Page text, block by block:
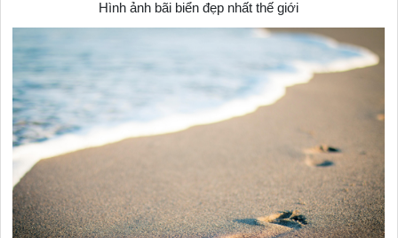
Hình ảnh bãi biển đẹp nhất thế giới